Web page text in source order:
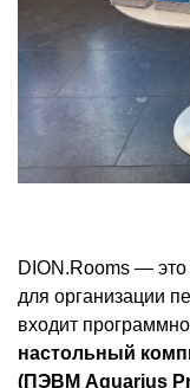
DION.Rooms —
для организации
входит
настольный
(ПЭВМ Aquarius